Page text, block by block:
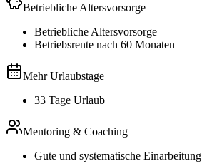
Betriebliche Altersvorsorge
Betriebliche Altersvorsorge
Betriebsrente nach 60 Monaten
Mehr Urlaubstage
33 Tage Urlaub
Mentoring & Coaching
Gute und systematische Einarbeitung